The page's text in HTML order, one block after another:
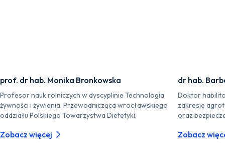
prof. dr hab. Monika Bronkowska
Profesor nauk rolniczych w dyscyplinie Technologia
żywności i żywienia. Przewodnicząca wrocławskiego
oddziału Polskiego Towarzystwa Dietetyki.
Zobacz więcej
dr hab.
Doktor
zakresie
oraz
Zobacz